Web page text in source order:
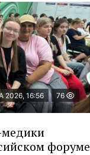
2026, 16:56 76
форуме